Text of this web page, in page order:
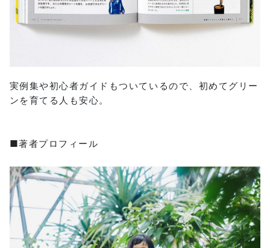
実例集や初心者ガイドもついているので、初めてグリー
ンを育てる人も安心。
■著者プロフィール